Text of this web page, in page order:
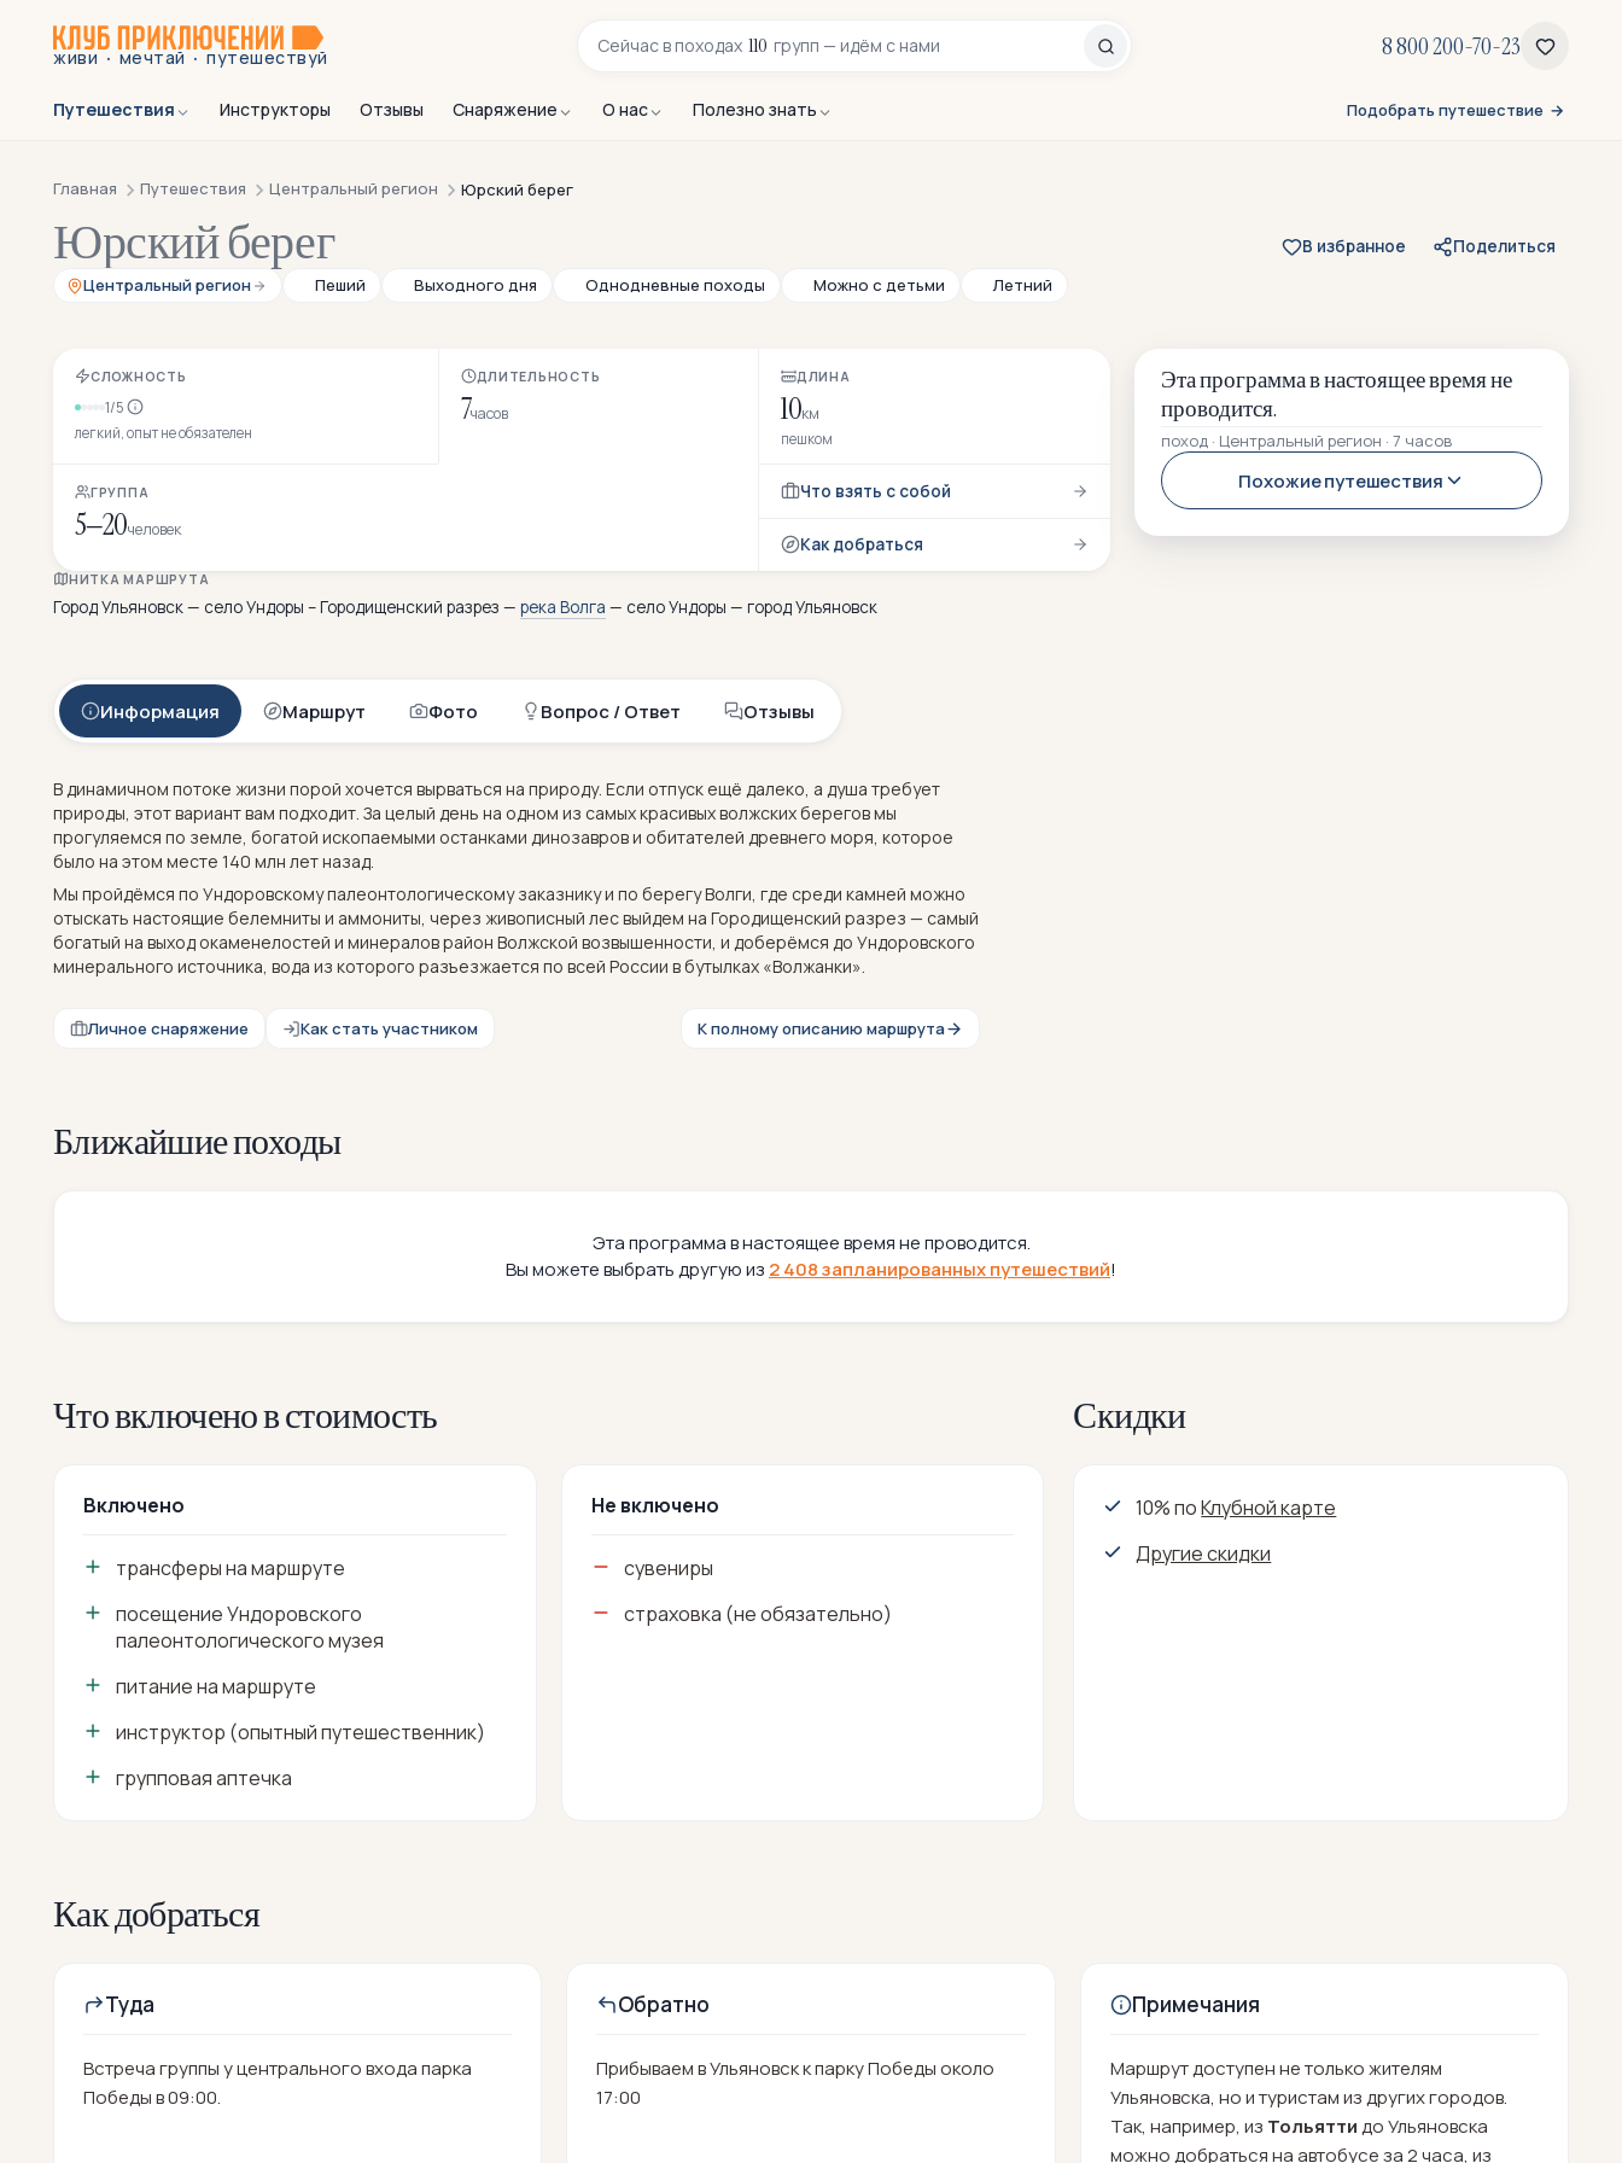
живи · мечтай · путешествуй
Сейчас в походах 110 групп — идём с нами 8 800 200-70-23
Путешествия Инструкторы Отзывы Снаряжение О нас Полезно знать Подобрать путешествие
Главная Путешествия Центральный регион Юрский берег
Юрский берег В избранное
Поделиться
Центральный регион
Пеший Выходного дня Однодневные походы Можно с детьми Летний
СЛОЖНОСТЬ
1/5
легкий, опыт не обязателен
ДЛИТЕЛЬНОСТЬ
7часов
ДЛИНА
10км
пешком
ГРУППА
5–20человек
Что взять с собой
Как добраться
НИТКА МАРШРУТА
Город Ульяновск — село Ундоры – Городищенский разрез — река Волга — село Ундоры — город Ульяновск
Эта программа в настоящее время не
проводится.
поход · Центральный регион · 7 часов
Похожие путешествия
Информация Маршрут Фото Вопрос / Ответ Отзывы
В динамичном потоке жизни порой хочется вырваться на природу. Если отпуск ещё далеко, а душа требует
природы, этот вариант вам подходит. За целый день на одном из самых красивых волжских берегов мы
прогуляемся по земле, богатой ископаемыми останками динозавров и обитателей древнего моря, которое
было на этом месте 140 млн лет назад.
Мы пройдёмся по Ундоровскому палеонтологическому заказнику и по берегу Волги, где среди камней можно
отыскать настоящие белемниты и аммониты, через живописный лес выйдем на Городищенский разрез — самый
богатый на выход окаменелостей и минералов район Волжской возвышенности, и доберёмся до Ундоровского
минерального источника, вода из которого разъезжается по всей России в бутылках «Волжанки».
Личное снаряжение Как стать участником К полному описанию маршрута
Ближайшие походы
Эта программа в настоящее время не проводится.
Вы можете выбрать другую из 2 408 запланированных путешествий!
Что включено в стоимость
Включено
трансферы на маршруте
посещение Ундоровского
палеонтологического музея
питание на маршруте
инструктор (опытный путешественник)
групповая аптечка
Не включено
сувениры
страховка (не обязательно)
Скидки
10% поКлубной карте
Другие скидки
Как добраться
Туда
Встреча группы у центрального входа парка
Победы в 09:00.
Обратно
Прибываем в Ульяновск к парку Победы около
17:00
Примечания
Маршрут доступен не только жителям
Ульяновска, но и туристам из других городов.
Так, например, из Тольяттидо Ульяновска
можно добраться на автобусе за 2 часа, из